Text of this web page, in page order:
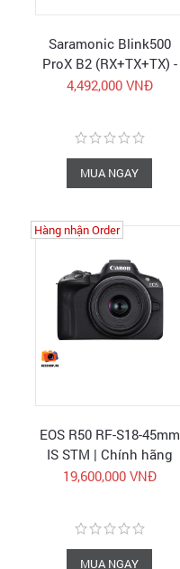
Saramonic Blink500
ProX B2 (RX+TX+TX) -
Micro không dây - Hàng
4,492,000 VNĐ
MUA NGAY
EOS R50 RF-S18-45mm
IS STM | Chính hãng
Canon Vietnam
19,600,000 VNĐ
Hàng nhận Order
MUA NGAY